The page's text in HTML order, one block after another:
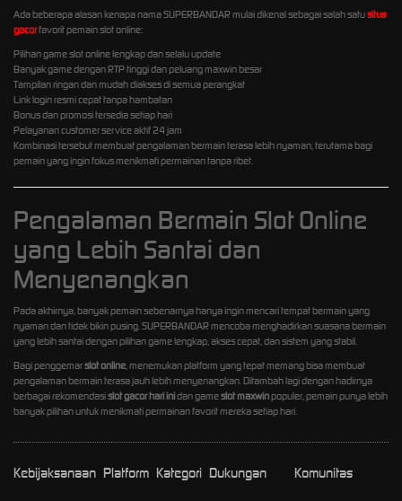
Ada beberapa alasan kenapa nama SUPERBANDAR mulai dikenal sebagai salah satusitus
gacorfavorit pemain slot online:
Pilihan game slot online lengkap dan selalu update
Banyak game dengan RTP tinggi dan peluang maxwin besar
Tampilan ringan dan mudah diakses di semua perangkat
Link login resmi cepat tanpa hambatan
Bonus dan promosi tersedia setiap hari
Pelayanan customer service aktif 24 jam
Kombinasi tersebut membuat pengalaman bermain terasa lebih nyaman, terutama bagi
pemain yang ingin fokus menikmati permainan tanpa ribet.
Pengalaman Bermain Slot Online
yang Lebih Santai dan
Menyenangkan
Pada akhirnya, banyak pemain sebenarnya hanya ingin mencari tempat bermain yang
nyaman dan tidak bikin pusing. SUPERBANDAR mencoba menghadirkan suasana bermain
yang lebih santai dengan pilihan game lengkap, akses cepat, dan sistem yang stabil.
Bagi penggemarslot online , menemukan platform yang tepat memang bisa membuat
pengalaman bermain terasa jauh lebih menyenangkan. Ditambah lagi dengan hadirnya
berbagai rekomendasislot gacor hari inidan gameslot maxwinpopuler, pemain punya lebih
banyak pilihan untuk menikmati permainan favorit mereka setiap hari.
Kebijaksanaan Platform Kategori Dukungan Komunitas